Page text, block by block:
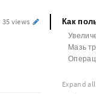
35 views
Expand all